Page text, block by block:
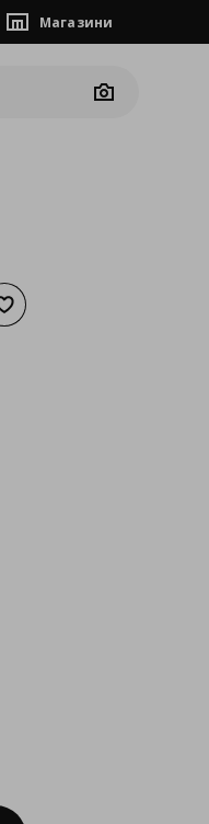
Магазини
Camera
Добави към списъка с